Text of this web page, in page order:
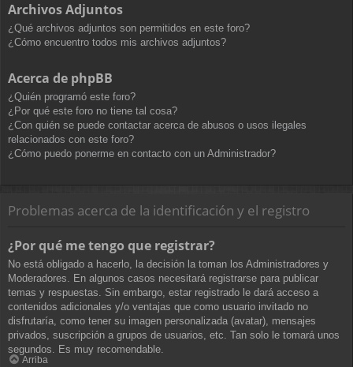
Archivos Adjuntos
¿Qué archivos adjuntos son permitidos en este foro?
¿Cómo encuentro todos mis archivos adjuntos?
Acerca de phpBB
¿Quién programó este foro?
¿Por qué este foro no tiene tal cosa?
¿Con quién se puede contactar acerca de abusos o usos ilegales
relacionados con este foro?
¿Cómo puedo ponerme en contacto con un Administrador?
Problemas acerca de la identificación y el registro
¿Por qué me tengo que registrar?
No está obligado a hacerlo, la decisión la toman los Administradores y
Moderadores. En algunos casos necesitará registrarse para publicar
temas y respuestas. Sin embargo, estar registrado le dará acceso a
contenidos adicionales y/o ventajas que como usuario invitado no
disfrutaría, como tener su imagen personalizada (avatar), mensajes
privados, suscripción a grupos de usuarios, etc. Tan solo le tomará unos
segundos. Es muy recomendable.
Arriba